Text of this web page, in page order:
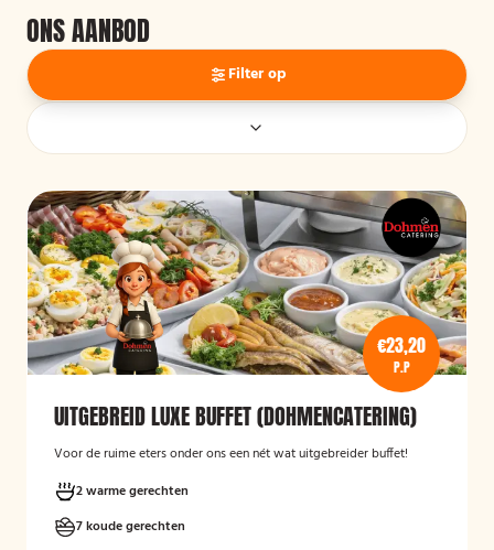
ONS AANBOD
Filter op
€23,20
P.P
UITGEBREID LUXE BUFFET (DOHMENCATERING)
Voor de ruime eters onder ons een nét wat uitgebreider buffet!
2 warme gerechten
7 koude gerechten